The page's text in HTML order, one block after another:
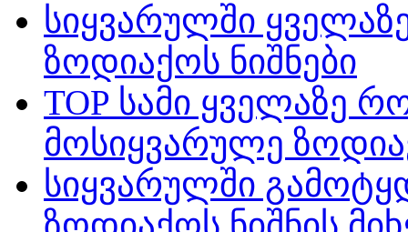
სიყვარულში
ზოდიაქოს ნიშნები
TOP სამი ყველაზე
მოსიყვარულე
სიყვარულში